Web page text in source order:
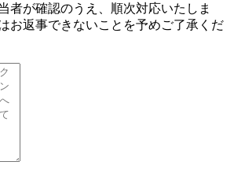
者が確認のうえ、順次対応いたしま
お返事できないことを予めご了承くだ